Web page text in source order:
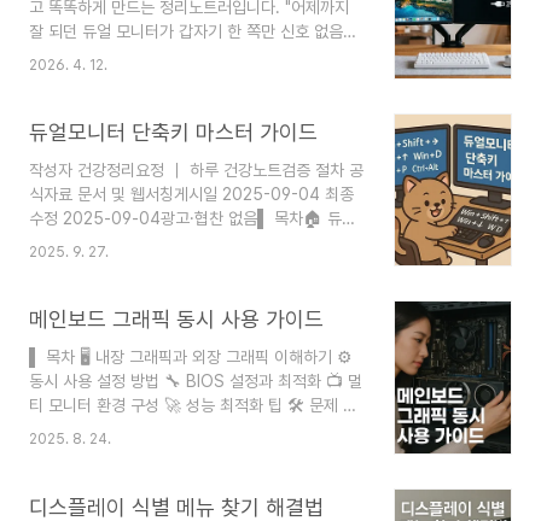
고 똑똑하게 만드는 정리노트러입니다. "어제까지
잘 되던 듀얼 모니터가 갑자기 한 쪽만 신호 없음으
로 뜹니다." — 2026년 3월 윈도우11 누적 업데이
부 PC에서 업데이트 후 외부 디스플레이 연결이 제
리면, 듀얼 모니터 인식 실패의 약 70%는 케이블·
드라이버·설정 문제로 집에서 직접 해결할 수 있습
니다. 나머지 30%도 BIOS 설정 변경이나 포트 교
체로 대부분 복구가 가능합니다. 이 글에서는 듀얼
이..
2026. 4. 12.
듀얼모니터 단축키 마스터 가이드
작성자 건강정리요정 ｜ 하루 건강노트검증 절차 공
식자료 문서 및 웹서칭게시일 2025-09-04 최종
수정 2025-09-04광고·협찬 없음▌ 목차🏠 듀얼
모니터 기본 이해🔧 Windows 필수 단축키📊
얼모니터는 현대 디지털 작업 환경에서 생산성을 획
면에서 문서를 작성하면서 다른 화면에서 참고 자료
를 보거나, 코딩하면서 실시간으로 결과를 확인하는
등 다양한 작업을 동시에 수행할 수 있죠. 특히 재택
근무가 일상화된 요즘, 듀얼모니터 활용 능력은 업
텍스..
2025. 9. 27.
메인보드 그래픽 동시 사용 가이드
▌ 목차 🖥️ 내장 그래픽과 외장 그래픽 이해하기 ⚙️
동시 사용 설정 방법 🔧 BIOS 설정과 최적화 📺 멀
티 모니터 환경 구성 🚀 성능 최적화 팁 🛠️ 문제 해
결 가이드 ❓ FAQ 메인보드 내장 그래픽과 외장 그
을 높이고 시스템 자원을 최적화하는 데 큰 도움이
2025. 8. 24.
디스플레이 식별 메뉴 찾기 해결법